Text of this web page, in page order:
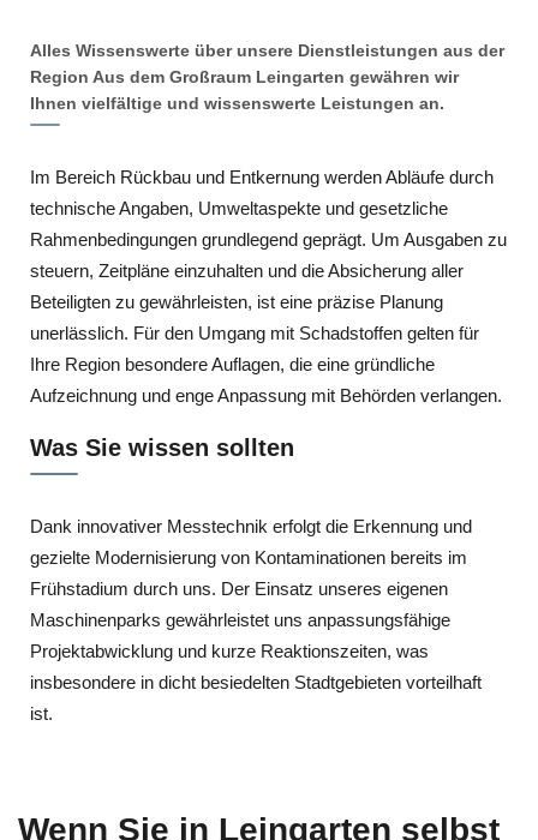
Alles Wissenswerte über unsere Dienstleistungen aus der
Region Aus dem Großraum Leingarten gewähren wir
Ihnen vielfältige und wissenswerte Leistungen an.
Im Bereich Rückbau und Entkernung werden Abläufe durch
technische Angaben, Umweltaspekte und gesetzliche
Rahmenbedingungen grundlegend geprägt. Um Ausgaben zu
steuern, Zeitpläne einzuhalten und die Absicherung aller
Beteiligten zu gewährleisten, ist eine präzise Planung
unerlässlich. Für den Umgang mit Schadstoffen gelten für
Ihre Region besondere Auflagen, die eine gründliche
Aufzeichnung und enge Anpassung mit Behörden verlangen.
Was Sie wissen sollten
Dank innovativer Messtechnik erfolgt die Erkennung und
gezielte Modernisierung von Kontaminationen bereits im
Frühstadium durch uns. Der Einsatz unseres eigenen
Maschinenparks gewährleistet uns anpassungsfähige
Projektabwicklung und kurze Reaktionszeiten, was
insbesondere in dicht besiedelten Stadtgebieten vorteilhaft
ist.
Wenn Sie in Leingarten selbst